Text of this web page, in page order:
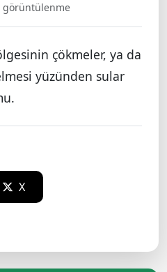
görüntülenme
çökmeler, ya da
yüzünden sular
X